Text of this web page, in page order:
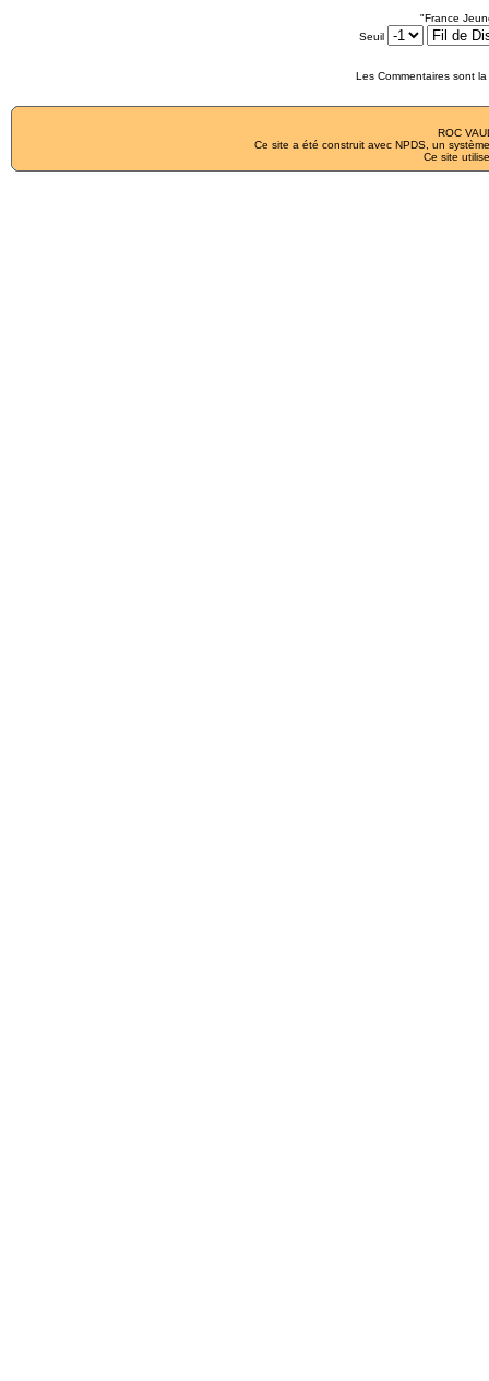
"France
Seuil
Les Commentaires sont
ROC
Ce site a été construit avec NPDS , un
Ce site